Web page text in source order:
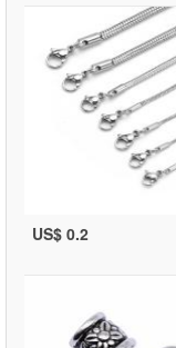
US$ 0.2